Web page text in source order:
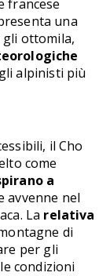
francese
una
ottomila,
alpinisti più
il Cho
come
a
avvenne nel
La relativa
di
per gli
condizioni